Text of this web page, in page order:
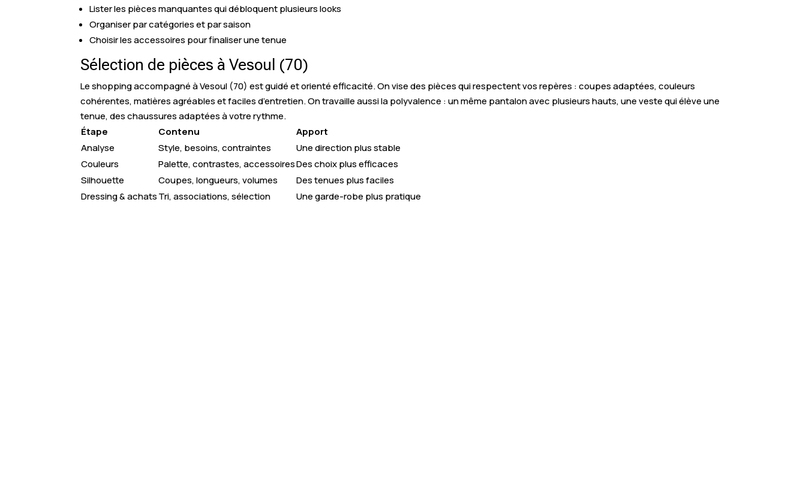
Lister les pièces manquantes qui débloquent plusieurs looks
Organiser par catégories et par saison
Choisir les accessoires pour finaliser une tenue
Sélection de pièces à Vesoul (70)
Le shopping accompagné à Vesoul (70) est guidé et orienté efficacité. On vise des pièces qui respectent vos repères : coupes adaptées, couleurs
cohérentes, matières agréables et faciles d’entretien. On travaille aussi la polyvalence : un même pantalon avec plusieurs hauts, une veste qui élève une
tenue, des chaussures adaptées à votre rythme.
Étape
Contenu
Apport
Analyse
Style, besoins, contraintes
Une direction plus stable
Couleurs
Palette, contrastes, accessoiresDes choix plus efficaces
Silhouette
Coupes, longueurs, volumes
Des tenues plus faciles
Dressing & achatsTri, associations, sélection Une garde-robe plus pratique